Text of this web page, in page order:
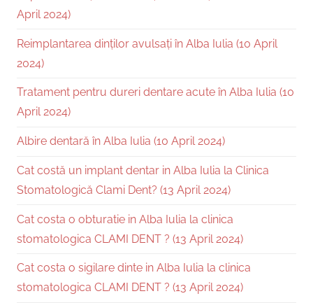
April 2024)
Reimplantarea dinților avulsați în Alba Iulia (10 April
2024)
Tratament pentru dureri dentare acute în Alba Iulia (10
April 2024)
Albire dentară în Alba Iulia (10 April 2024)
Cat costă un implant dentar in Alba Iulia la Clinica
Stomatologică Clami Dent? (13 April 2024)
Cat costa o obturatie in Alba Iulia la clinica
stomatologica CLAMI DENT ? (13 April 2024)
Cat costa o sigilare dinte in Alba Iulia la clinica
stomatologica CLAMI DENT ? (13 April 2024)